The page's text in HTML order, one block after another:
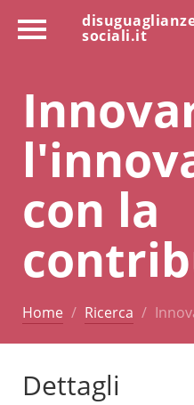
sociali.it
con la
Home Ricerca
Dettagli